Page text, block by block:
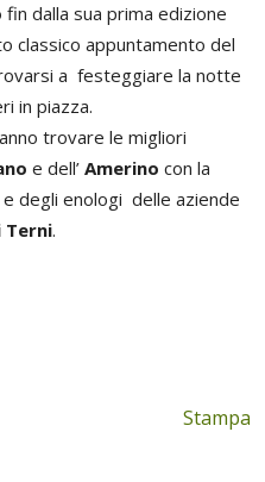
fin dalla sua prima edizione
classico appuntamento del
a festeggiare la notte
in piazza.
trovare le migliori
e dell’ Amerino con la
degli enologi delle aziende
Terni.
Stampa